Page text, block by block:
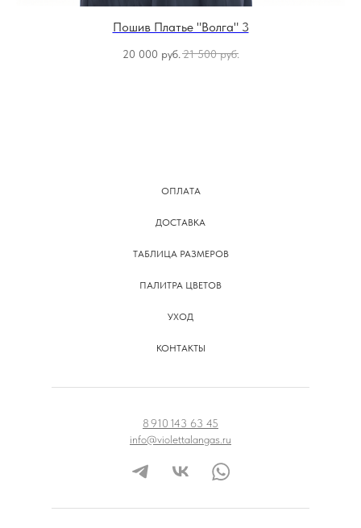
Пошив Платье "Волга" 3
20 000 руб.21 500 руб.
ОПЛАТА
ДОСТАВКА
ТАБЛИЦА РАЗМЕРОВ
ПАЛИТРА ЦВЕТОВ
УХОД
КОНТАКТЫ
8 910 143 63 45
info@violettalangas.ru